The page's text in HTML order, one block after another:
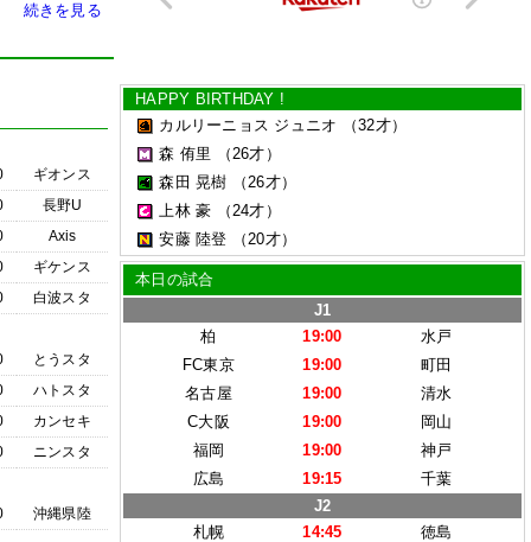
続きを見る
ギオンス
長野U
Axis
ギケンス
白波スタ
とうスタ
ハトスタ
カンセキ
ニンスタ
沖縄県陸
HAPPY BIRTHDAY !
カルリーニョス ジュニオ
（32才）
森 侑里
（26才）
森田 晃樹
（26才）
上林 豪
（24才）
安藤 陸登
（20才）
本日の試合
J1
柏
19:00
水戸
FC東京
19:00
町田
名古屋
19:00
清水
C大阪
19:00
岡山
福岡
19:00
神戸
広島
19:15
千葉
J2
札幌
14:45
徳島